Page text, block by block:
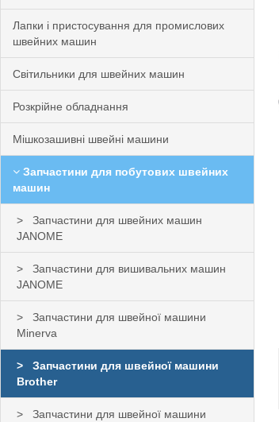
Лапки і пристосування для промислових
швейних машин
Світильники для швейних машин
Розкрійне обладнання
Мішкозашивні швейні машини
Запчастини для побутових швейних
машин
Запчастини для швейних машин
JANOME
Запчастини для вишивальних машин
JANOME
Запчастини для швейної машини
Minerva
Запчастини для швейної машини
Brother
Запчастини для швейної машини